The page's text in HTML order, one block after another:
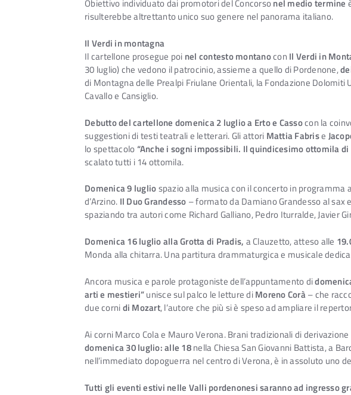
Obiettivo individuato dai promotori del Concorsonel medio termine
risulterebbe altrettanto unico suo genere nel panorama italiano.
Il Verdi in montagna
Il cartellone prosegue poi nel contesto montanocon Il Verdi in
30 luglio) che vedono il patrocinio, assieme a quello di Pordenone,
di Montagna delle Prealpi Friulane Orientali, la Fondazione
Cavallo e Cansiglio.
Debutto del cartellone domenica 2 luglio a Erto e Cassocon la
suggestioni di testi teatrali e letterari. Gli attori Mattia Fabrise
lo spettacolo“Anche i sogni impossibili. Il quindicesimo ottomila di
scalato tutti i 14 ottomila.
Domenica 9 lugliospazio alla musica con il concerto in programma
d’Arzino. Il Duo Grandesso – formato da Damiano Grandesso al
spaziando tra autori come Richard Galliano, Pedro Iturralde, Javier
Domenica 16 luglio alla Grotta di Pradis, a Clauzetto, atteso alle
Monda alla chitarra. Una partitura drammaturgica e musicale
Ancora musica e parole protagoniste dell’appuntamento di
arti e mestieri”unisce sul palco le letture diMoreno Corà– che
due cornidi Mozart, l’autore che più si è speso ad ampliare il
Ai corni Marco Cola e Mauro Verona. Brani tradizionali di
domenica 30 luglio: alle 18nella Chiesa San Giovanni Battista, a
nell’immediato dopoguerra nel centro di Verona, è in assoluto uno
Tutti gli eventi estivi nelle Valli pordenonesi saranno ad ingresso